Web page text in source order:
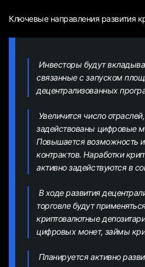
Ключевые направления развития
Инвесторы будут
связанные с запуском
децентрализованных
Увеличится число
задействованы цифровые
Повышается возможность
контрактов. Наработки
активно задействуются в
В ходе развития
торговле будут
криптовалютные
цифровых монет, займы
Планируется активно